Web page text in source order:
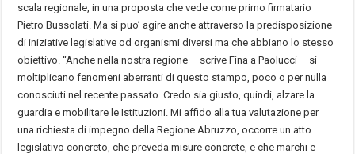
scala regionale, in una proposta che vede come primo firmatario
Pietro Bussolati. Ma si puo’ agire anche attraverso la predisposizione
di iniziative legislative od organismi diversi ma che abbiano lo stesso
obiettivo. “Anche nella nostra regione – scrive Fina a Paolucci – si
moltiplicano fenomeni aberranti di questo stampo, poco o per nulla
conosciuti nel recente passato. Credo sia giusto, quindi, alzare la
guardia e mobilitare le Istituzioni. Mi affido alla tua valutazione per
una richiesta di impegno della Regione Abruzzo, occorre un atto
legislativo concreto, che preveda misure concrete, e che marchi e